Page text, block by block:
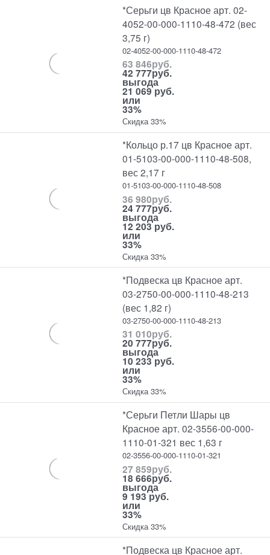
*Серьги цв Красное арт. 02-
4052-00-000-1110-48-472 (вес
3,75 г)
02-4052-00-000-1110-48-472
63 846руб.
42 777руб.
выгода
21 069 руб.
или
33%
Скидка 33%
*Кольцо р.17 цв Красное арт.
01-5103-00-000-1110-48-508,
вес 2,17 г
01-5103-00-000-1110-48-508
36 980руб.
24 777руб.
выгода
12 203 руб.
или
33%
Скидка 33%
*Подвеска цв Красное арт.
03-2750-00-000-1110-48-213
(вес 1,82 г)
03-2750-00-000-1110-48-213
31 010руб.
20 777руб.
выгода
10 233 руб.
или
33%
Скидка 33%
*Серьги Петли Шары цв
Красное арт. 02-3556-00-000-
1110-01-321 вес 1,63 г
02-3556-00-000-1110-01-321
27 859руб.
18 666руб.
выгода
9 193 руб.
или
33%
Скидка 33%
*Подвеска цв Красное арт.